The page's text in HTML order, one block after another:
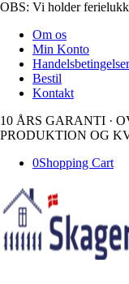
OBS: Vi holder
Om os
Min Konto
Handelsbetingelser
Bestil
Kontakt
10 ÅRS GARANTI ·
PRODUKTION OG
0Shopping Cart